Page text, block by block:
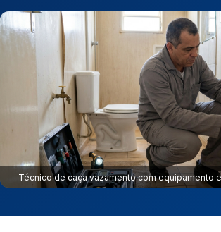
Técnico de caça vazamento com equipamento